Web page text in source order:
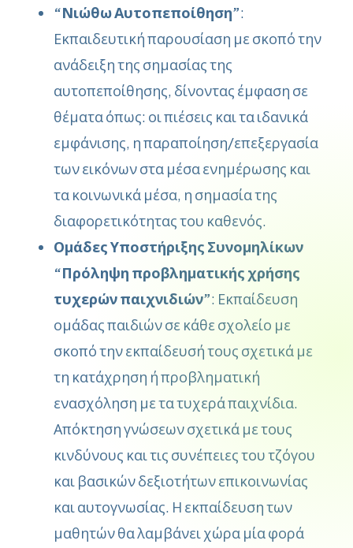
“Νιώθω Αυτοπεποίθηση”:
Εκπαιδευτική παρουσίαση με σκοπό την
ανάδειξη της σημασίας της
αυτοπεποίθησης, δίνοντας έμφαση σε
θέματα όπως: οι πιέσεις και τα ιδανικά
εμφάνισης, η παραποίηση/επεξεργασία
των εικόνων στα μέσα ενημέρωσης και
τα κοινωνικά μέσα, η σημασία της
διαφορετικότητας του καθενός.
Ομάδες Υποστήριξης Συνομηλίκων
“Πρόληψη προβληματικής χρήσης
τυχερών παιχνιδιών”: Εκπαίδευση
ομάδας παιδιών σε κάθε σχολείο με
σκοπό την εκπαίδευσή τους σχετικά με
τη κατάχρηση ή προβληματική
ενασχόληση με τα τυχερά παιχνίδια.
Απόκτηση γνώσεων σχετικά με τους
κινδύνους και τις συνέπειες του τζόγου
και βασικών δεξιοτήτων επικοινωνίας
και αυτογνωσίας. Η εκπαίδευση των
μαθητών θα λαμβάνει χώρα μία φορά